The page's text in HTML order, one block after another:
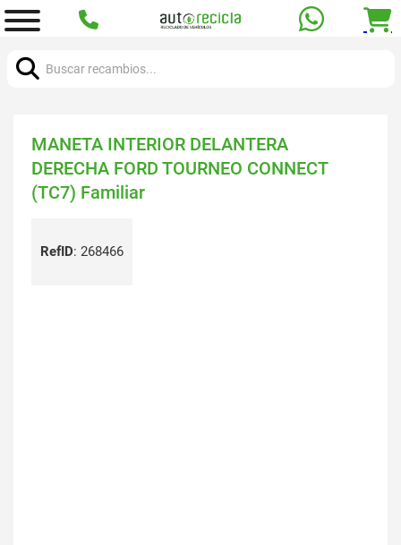
MANETA INTERIOR DELANTERA
DERECHA FORD TOURNEO CONNECT
(TC7) Familiar
RefID: 268466